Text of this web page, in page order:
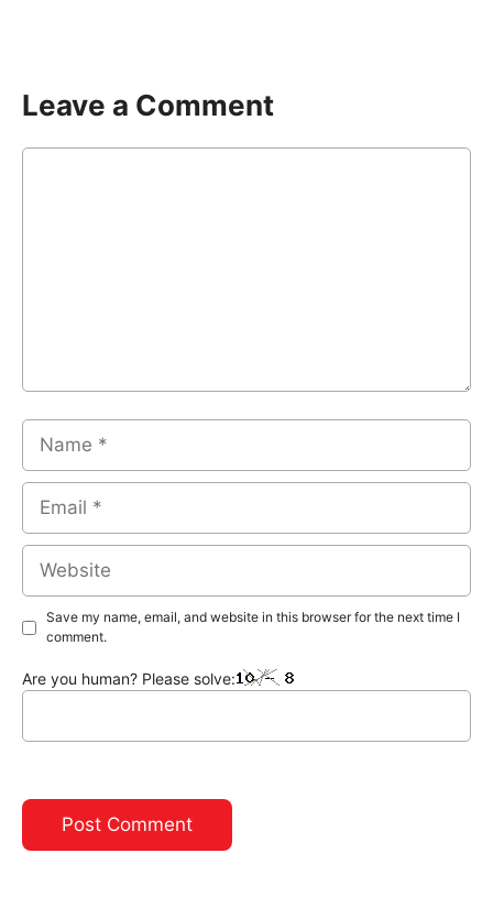
Leave a Comment
Comment
Name
Email
Website
Save my name, email, and website in this browser for the next time I
comment.
Are you human? Please solve: